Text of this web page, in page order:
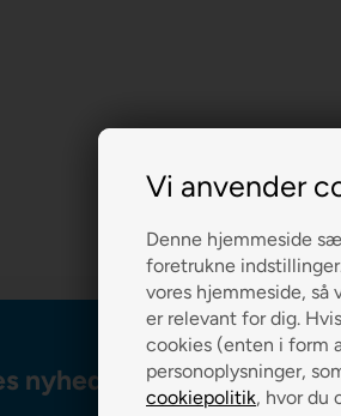
Vi anvender
Denne hjemmeside
foretrukne
vores hjemmeside, så
er relevant for dig.
cookies (enten i form
personoplysninger,
cookiepolitik, hvor du
nyhedsbrev og modtag